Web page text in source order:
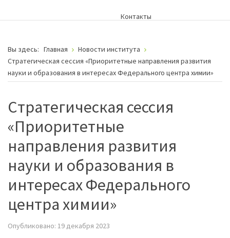
Контакты
Вы здесь: Главная
Новости института
Cтратегическая сессия «Приоритетные направления развития
науки и образования в интересах Федерального центра химии»
Cтратегическая сессия
«Приоритетные
направления развития
науки и образования в
интересах Федерального
центра химии»
Опубликовано: 19 декабря 2023